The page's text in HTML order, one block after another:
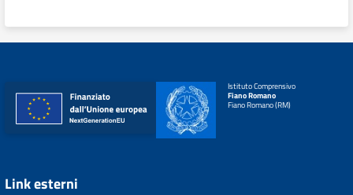
Istituto Comprensivo
Fiano Romano
Fiano Romano (RM)
Link esterni